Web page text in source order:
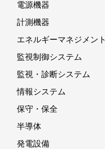
電源機器
計測機器
エネルギーマネジメント
監視制御システム
監視・診断システム
情報システム
保守・保全
半導体
発電設備